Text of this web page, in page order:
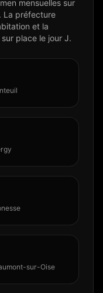
mensuelles sur
La préfecture
et la
place le jour J.
sur-Oise